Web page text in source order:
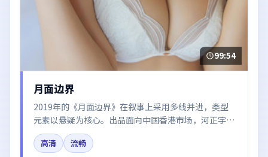
99:54
月面边界
2019年的《月面边界》在叙事上采用多线并进，类型
元素以悬疑为核心。出品面向中国香港市场，河正宇、
张子枫、易烊千玺、廖凡、汤唯所饰角色推动关键反
转，结尾留白引发讨论。
高清 流畅